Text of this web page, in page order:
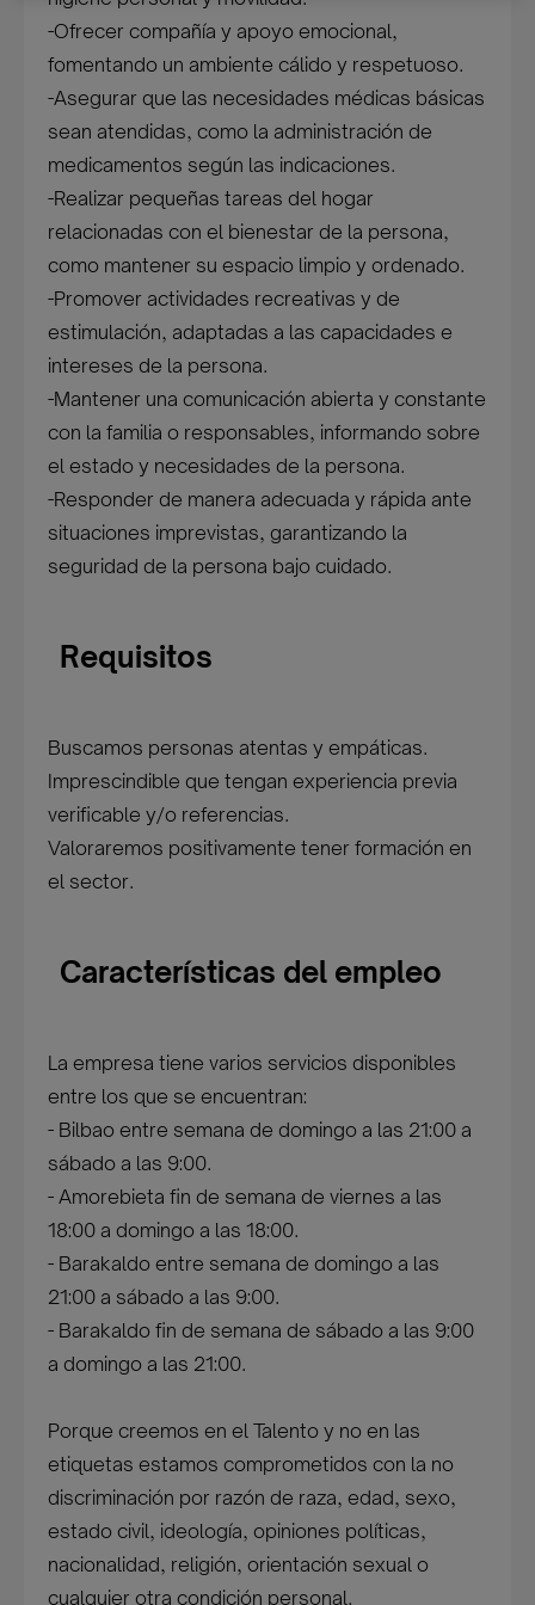
-Ofrecer compañía y apoyo emocional,
fomentando un ambiente cálido y respetuoso.
-Asegurar que las necesidades médicas básicas
sean atendidas, como la administración de
medicamentos según las indicaciones.
-Realizar pequeñas tareas del hogar
relacionadas con el bienestar de la persona,
como mantener su espacio limpio y ordenado.
-Promover actividades recreativas y de
estimulación, adaptadas a las capacidades e
intereses de la persona.
-Mantener una comunicación abierta y constante
con la familia o responsables, informando sobre
el estado y necesidades de la persona.
-Responder de manera adecuada y rápida ante
situaciones imprevistas, garantizando la
seguridad de la persona bajo cuidado.
Requisitos
Buscamos personas atentas y empáticas.
Imprescindible que tengan experiencia previa
verificable y/o referencias.
Valoraremos positivamente tener formación en
el sector.
Características del empleo
La empresa tiene varios servicios disponibles
entre los que se encuentran:
- Bilbao entre semana de domingo a las 21:00 a
sábado a las 9:00.
- Amorebieta fin de semana de viernes a las
18:00 a domingo a las 18:00.
- Barakaldo entre semana de domingo a las
21:00 a sábado a las 9:00.
- Barakaldo fin de semana de sábado a las 9:00
a domingo a las 21:00.
Porque creemos en el Talento y no en las
etiquetas estamos comprometidos con la no
discriminación por razón de raza, edad, sexo,
estado civil, ideología, opiniones políticas,
nacionalidad, religión, orientación sexual o
cualquier otra condición personal.